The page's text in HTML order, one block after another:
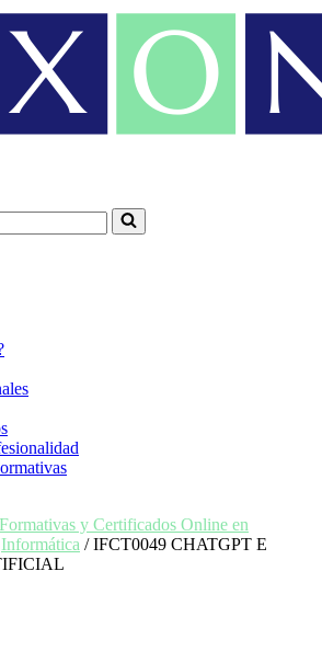
y Certificados Online en
Informática / IFCT0049 CHATGPT E